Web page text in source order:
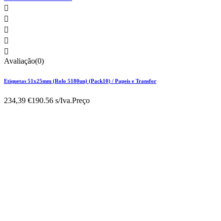





Avaliação(0)
Etiquetas 51x25mm (Rolo 5180un) (Pack10) / Papeis e Transfor
234,39 €190.56 s/Iva.Preço